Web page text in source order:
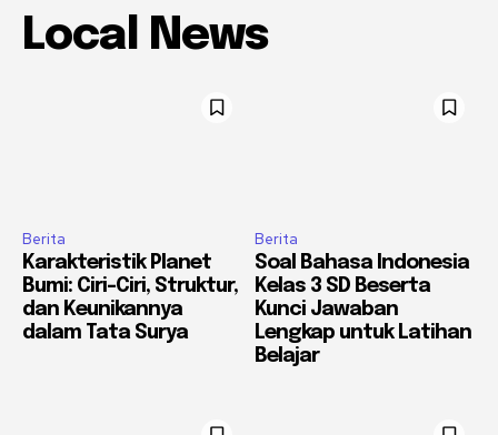
Local News
Berita
Karakteristik Planet
Bumi: Ciri-Ciri, Struktur,
dan Keunikannya
dalam Tata Surya
Berita
Soal Bahasa Indonesia
Kelas 3 SD Beserta
Kunci Jawaban
Lengkap untuk Latihan
Belajar